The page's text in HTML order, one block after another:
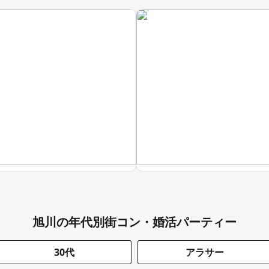
旭川の年代別街コン・婚活パーティー
30代 アラサー